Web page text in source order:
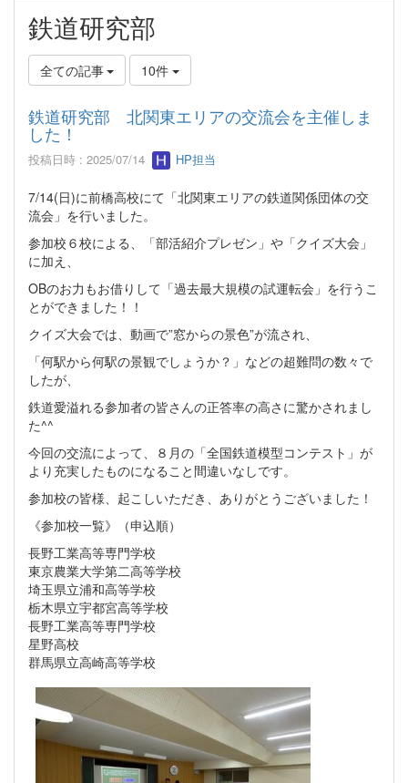
鉄道研究部
全ての記事 10件
鉄道研究部 北関東エリアの交流会を主催しま
した！
投稿日時 : 2025/07/14 HP担当
7/14(日)に前橋高校にて「北関東エリアの鉄道関係団体の交
流会」を行いました。
参加校６校による、「部活紹介プレゼン」や「クイズ大会」
に加え、
OBのお力もお借りして「過去最大規模の試運転会」を行うこ
とができました！！
クイズ大会では、動画で”窓からの景色”が流され、
「何駅から何駅の景観でしょうか？」などの超難問の数々で
したが、
鉄道愛溢れる参加者の皆さんの正答率の高さに驚かされまし
た^^
今回の交流によって、８月の「全国鉄道模型コンテスト」が
より充実したものになること間違いなしです。
参加校の皆様、起こしいただき、ありがとうございました！
《参加校一覧》（申込順）
長野工業高等専門学校
東京農業大学第二高等学校
埼玉県立浦和高等学校
栃木県立宇都宮高等学校
長野工業高等専門学校
星野高校
群馬県立高崎高等学校